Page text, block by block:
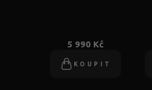
5 990 Kč
KOUPIT